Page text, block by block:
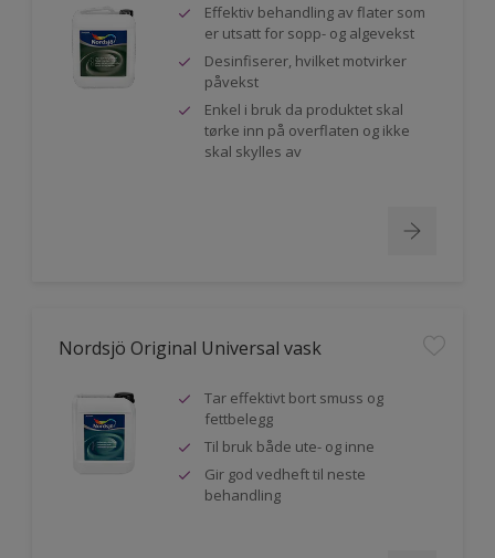
Effektiv behandling av flater som
er utsatt for sopp- og algevekst
Desinfiserer, hvilket motvirker
påvekst
Enkel i bruk da produktet skal
tørke inn på overflaten og ikke
skal skylles av
Nordsjö Original Universal vask
Tar effektivt bort smuss og
fettbelegg
Til bruk både ute- og inne
Gir god vedheft til neste
behandling